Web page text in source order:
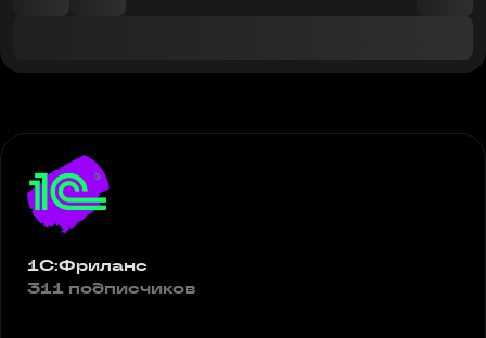
1С:Фриланс
311 подписчиков